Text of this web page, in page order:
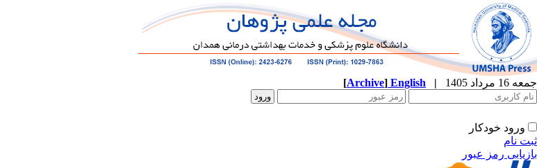
جمعه 16 مرداد 1405 |
English
[Archive]
ورود خودکار
ثبت نام
بازیابی رمز عبور